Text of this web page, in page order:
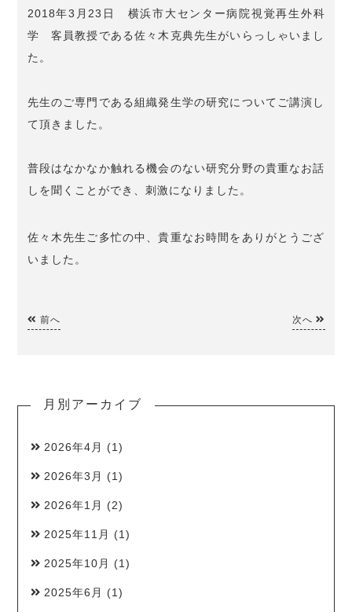
2018年3月23日 横浜市大センター病院視覚再生外科
学 客員教授である佐々木克典先生がいらっしゃいまし
た。
先生のご専門である組織発生学の研究についてご講演し
て頂きました。
普段はなかなか触れる機会のない研究分野の貴重なお話
しを聞くことができ、刺激になりました。
佐々木先生ご多忙の中、貴重なお時間をありがとうござ
いました。
前へ 次へ
月別アーカイブ
2026年4月 (1)
2026年3月 (1)
2026年1月 (2)
2025年11月 (1)
2025年10月 (1)
2025年6月 (1)